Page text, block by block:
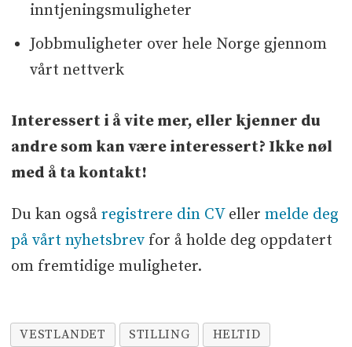
inntjeningsmuligheter
Jobbmuligheter over hele Norge gjennom
vårt nettverk
Interessert i å vite mer, eller kjenner du
andre som kan være interessert? Ikke nøl
med å ta kontakt!
Du kan også registrere din CVeller melde deg
på vårt nyhetsbrevfor å holde deg oppdatert
om fremtidige muligheter.
VESTLANDET STILLING HELTID